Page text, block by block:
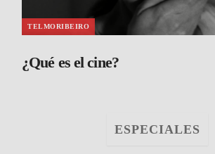
TELMORIBEIRO
¿Qué es el cine?
ESPECIALES